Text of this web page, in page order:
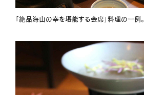
「絶品海山の幸を堪能する会席」料理の一例。